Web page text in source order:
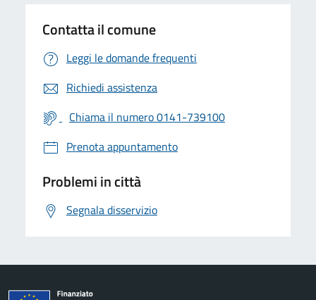
Contatta il comune
Leggi le domande frequenti
Richiedi assistenza
Chiama il numero 0141-739100
Prenota appuntamento
Problemi in città
Segnala disservizio